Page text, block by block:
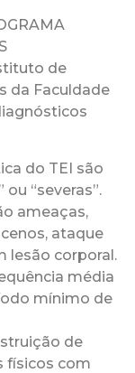
de
da Faculdade
do TEI são
“severas”.
ameaças,
ataque
lesão corporal.
média
mínimo de
de
físicos com